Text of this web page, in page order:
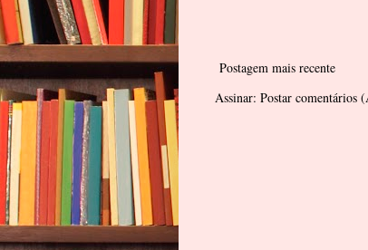
Postagem mais recente
Assinar: Postar comentários